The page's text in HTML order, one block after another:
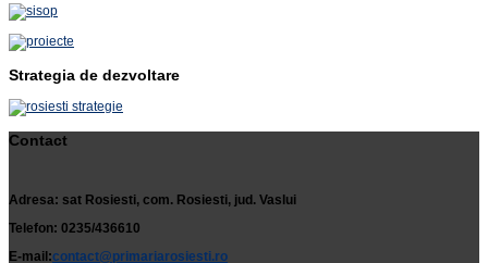
Strategia de dezvoltare
Contact
Adresa: sat Rosiesti, com. Rosiesti, jud. Vaslui
Telefon: 0235/436610
E-mail:contact@primariarosiesti.ro